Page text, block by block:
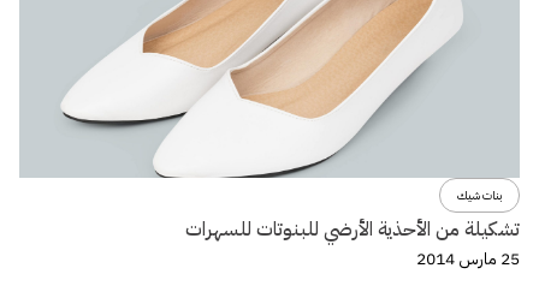
بنات شيك
تشكيلة من الأحذية الأرضي للبنوتات للسهرات
25 مارس 2014